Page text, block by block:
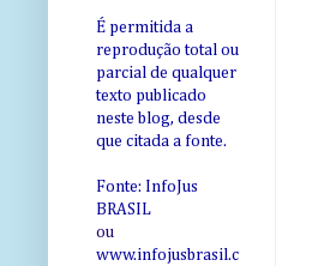
É permitida a
reprodução total ou
parcial de qualquer
texto publicado
neste blog, desde
que citada a fonte.
Fonte: InfoJus
BRASIL
ou
www.infojusbrasil.c